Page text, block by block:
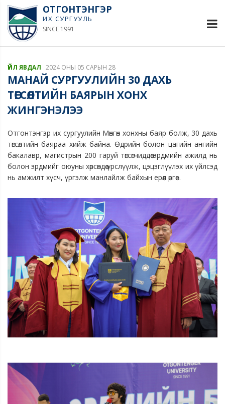
ОТГОНТЭНГЭР
ИХ СУРГУУЛЬ
SINCE 1991
ҮЙЛ ЯВДАЛ 2024 ОНЫ 05 САРЫН 28
МАНАЙ СУРГУУЛИЙН 30 ДАХЬ
ТӨГСӨЛТИЙН БАЯРЫН ХОНХ
ЖИНГЭНЭЛЭЭ
Отгонтэнгэр их сургуулийн Мөнгөн хонхны баяр болж, 30 дахь
төгсөлтийн баяраа хийж байна. Өдрийн болон цагийн ангийн
бакалавр, магистрын 200 гаруй төгсөгчиддөө эрдмийн ажилд нь
болон эрдмийг оюуны хөрсөндөө үрслүүлж, цэцэглүүлэх их үйлсэд
нь амжилт хүсч, үргэлж манлайлж байхын ерөөл өргөе.